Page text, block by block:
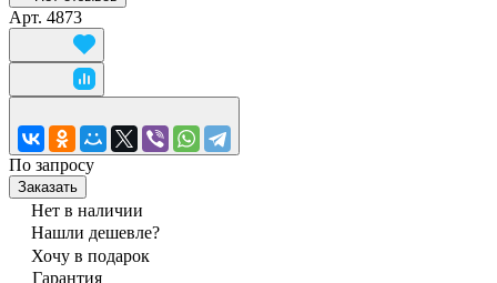
Арт. 4873
По запросу
Заказать
Нет в наличии
Нашли дешевле?
Хочу в подарок
Гарантия